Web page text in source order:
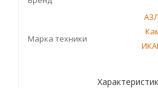
Марка техники